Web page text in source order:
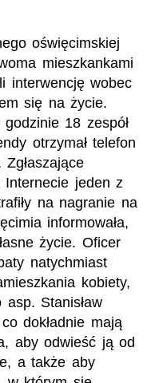
oświęcimskiej
mieszkankami
interwencję wobec
się na życie.
18 zespół
otrzymał telefon
Internecie jeden z
na nagranie na
informowała,
życie. Oficer
natychmiast
kobiety,
Stanisław
dokładnie mają
aby odwieść ją od
a także aby